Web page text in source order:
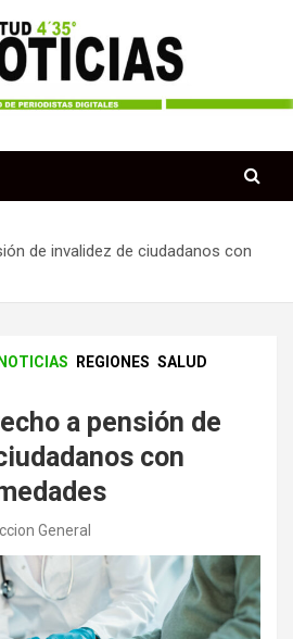
de invalidez de ciudadanos con
NOTICIAS REGIONES SALUD
a pensión de
con
General